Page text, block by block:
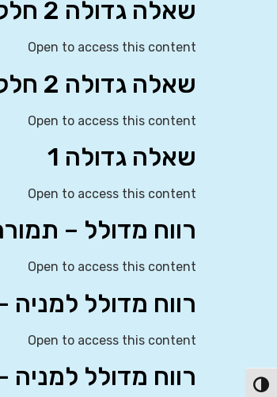
הפעל/כבה ניגודיות גבוהה
שאלה גדולה 2 חלק ב’
Open to access this content
שאלה גדולה 2 חלק א’
Open to access this content
שאלה גדולה 1
Open to access this content
רווח מדולל – תמורה
Open to access this content
רווח מדולל למניה –
Open to access this content
רווח מדולל למניה